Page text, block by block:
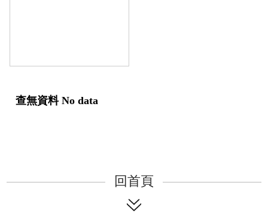
查無資料 No data
回首頁